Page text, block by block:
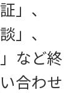
」、
」、
など終
合わせ